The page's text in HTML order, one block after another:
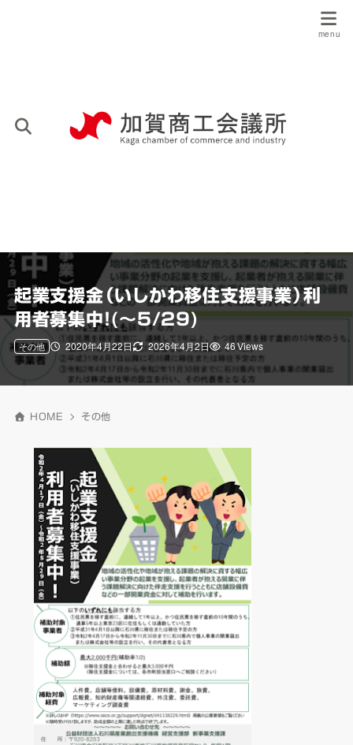
起業支援金（いしかわ移住支援事業）利
用者募集中！(～5/29)
2020年4月22日 2026年4月2日
その他 46 Views
HOME その他